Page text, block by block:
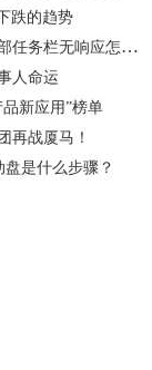
跌的趋势
系统任务栏卡死重启也没用怎么办？电脑底部任务栏无响应怎么办？
人命运
新应用”榜单
再战厦马！
是什么步骤？